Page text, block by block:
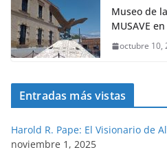
Museo de
MUSAVE
octubre 10,
Entradas más vistas
Harold R. Pape: El Visionario de
noviembre 1, 2025